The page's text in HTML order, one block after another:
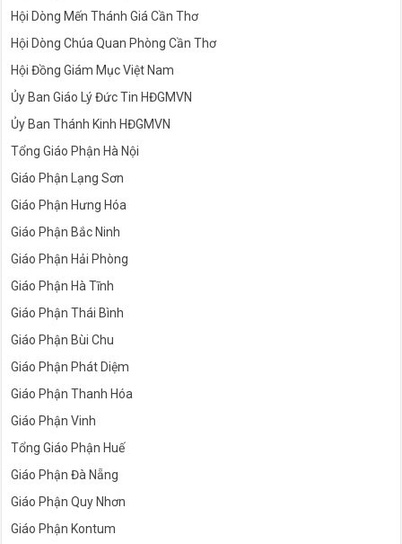
Hội Dòng Mến Thánh Giá Cần Thơ
Hội Dòng Chúa Quan Phòng Cần Thơ
Hội Đồng Giám Mục Việt Nam
Ủy Ban Giáo Lý Đức Tin HĐGMVN
Ủy Ban Thánh Kinh HĐGMVN
Tổng Giáo Phận Hà Nội
Giáo Phận Lạng Sơn
Giáo Phận Hưng Hóa
Giáo Phận Bắc Ninh
Giáo Phận Hải Phòng
Giáo Phận Hà Tĩnh
Giáo Phận Thái Bình
Giáo Phận Bùi Chu
Giáo Phận Phát Diệm
Giáo Phận Thanh Hóa
Giáo Phận Vinh
Tổng Giáo Phận Huế
Giáo Phận Đà Nẵng
Giáo Phận Quy Nhơn
Giáo Phận Kontum